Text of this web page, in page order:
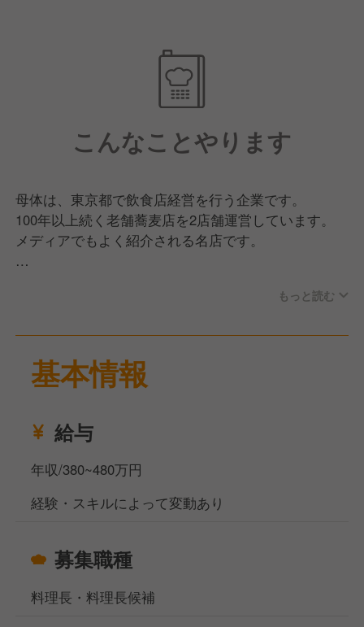
こんなことやります
母体は、東京都で飲食店経営を行う企業です。
100年以上続く老舗蕎麦店を2店舗運営しています。
メディアでもよく紹介される名店です。
業務内容は、原価管理、調理、盛り付け、メニュー開
発、スタッフ育成などのキッチン業務全般です。
蕎麦の経験があり、キッチンマネジメント経験がある
特に若手スタッフの育成に積極的な方を歓迎します。
老舗の伝統を守りながら、新しい風を入れていただけ
る方をお待ちしています。
また、髪色と髪型は自由です。
当社サイト、フーズラボ・エージェントですがこのほ
もっと読む
基本情報
給与
年収/380~480万円
経験・スキルによって変動あり
募集職種
料理長・料理長候補